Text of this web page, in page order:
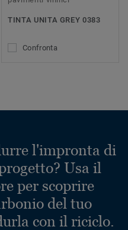
TINTA UNITA GREY 0383
Confronta
l'impronta di
Usa il
per scoprire
del tuo
con il riciclo.